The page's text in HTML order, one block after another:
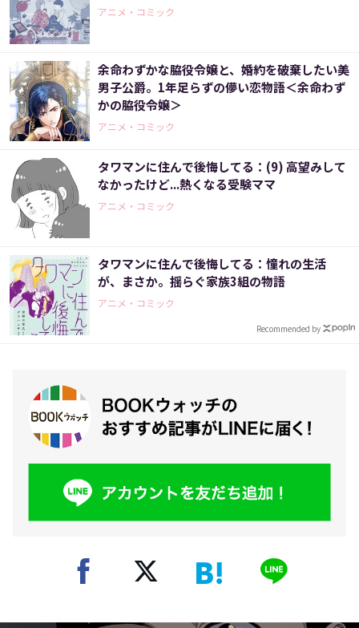
アニメ・コミック
余命わずかな脇役令嬢と、婚約を破棄したい美
男子公爵。1年足らずの儚い恋物語＜余命わず
かの脇役令嬢＞
アニメ・コミック
タワマンに住んで後悔してる：(9) 高望みして
なかったけど...熱くなる受験ママ
アニメ・コミック
タワマンに住んで後悔してる：憧れの生活
が、まさか。揺らぐ家族3組の物語
アニメ・コミック
Recommended by